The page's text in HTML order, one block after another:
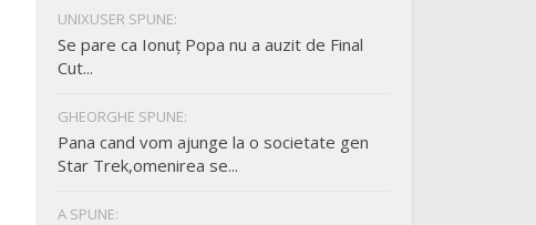
UNIXUSER SPUNE:
Se pare ca Ionuț Popa nu a auzit de Final
Cut...
GHEORGHE SPUNE:
Pana cand vom ajunge la o societate gen
Star Trek,omenirea se...
A SPUNE: